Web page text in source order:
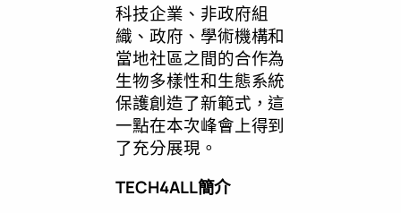
科技企業、非政府組
織、政府、學術機構和
當地社區之間的合作為
生物多樣性和生態系統
保護創造了新範式，這
一點在本次峰會上得到
了充分展現。
TECH4ALL簡介